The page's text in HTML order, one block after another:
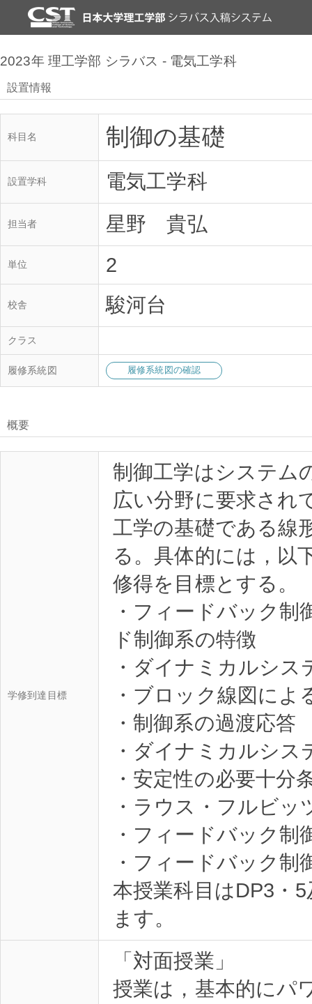
2023年 理工学部 シラバス - 電気工学科
設置情報
科目名 制御の基礎
設置学科 電気工学科
担当者 星野 貴弘
単位 2
校舎 駿河台
クラス
履修系統図 履修系統図の確認
概要
学修到達目標
制御工学はシステム
広い分野に要求され
工学の基礎である線
る。具体的には，以
修得を目標とする。
・フィードバック
ド制御系の特徴
・ダイナミカルシス
・ブロック線図によ
・制御系の過渡応答
・ダイナミカルシス
・安定性の必要十分
・ラウス・フルビッ
・フィードバック制
・フィードバック制
本授業科目はDP3・
「対面授業」
授業は，基本的にパ